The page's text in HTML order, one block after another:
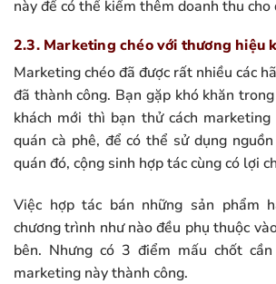
này để có thể kiếm thêm doanh thu cho
2.3. Marketing chéo với thương hiệu
Marketing chéo đã được rất nhiều các
đã thành công. Bạn gặp khó khăn
khách mới thì bạn thử cách
quán cà phê, để có thể sử dụng
quán đó, cộng sinh hợp tác cùng có lợi
Việc hợp tác bán những sản phẩm
chương trình như nào đều phụ thuộc
bên. Nhưng có 3 điểm mấu chốt
marketing này thành công.